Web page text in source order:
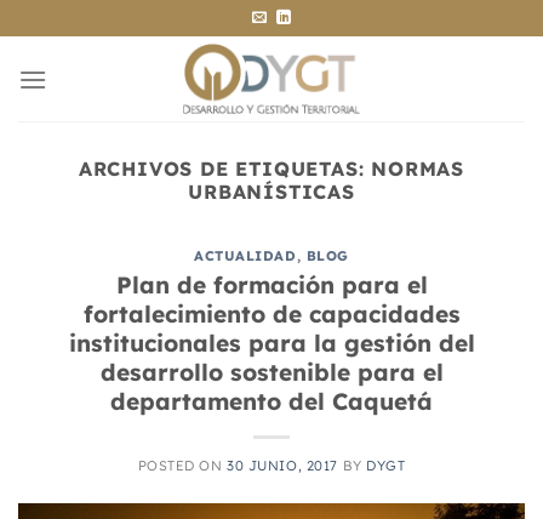
al
contenido
ARCHIVOS DE ETIQUETAS: NORMAS
URBANÍSTICAS
ACTUALIDAD, BLOG
Plan de formación para el
fortalecimiento de capacidades
institucionales para la gestión del
desarrollo sostenible para el
departamento del Caquetá
POSTED ON30 JUNIO, 2017 BY DYGT